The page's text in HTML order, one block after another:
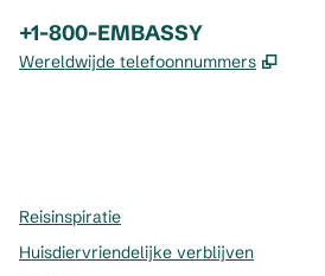
Telefoon:
+1-800-EMBASSY
Wereldwijde telefoonnummers ,
Reisinspiratie
Huisdiervriendelijke verblijven